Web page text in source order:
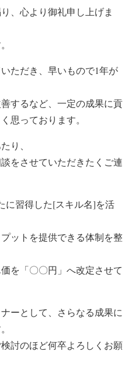
、心より御礼申し上げま
ただき、早いもので1年が
するなど、一定の成果に貢
思っております。
り、
をさせていただきたくご連
に習得した[スキル名]を活
ットを提供できる体制を整
を「〇〇円」へ改定させて
ーとして、さらなる成果に
討のほど何卒よろしくお願